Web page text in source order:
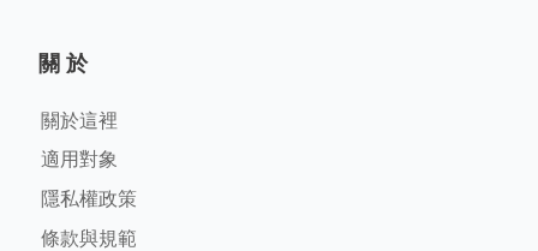
關於
關於這裡
適用對象
隱私權政策
條款與規範